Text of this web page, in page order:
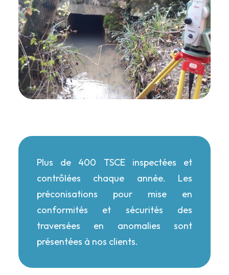
Plus de 400 TSCE inspectées et
contrôlées chaque année. Les
préconisations pour mise en
conformités et sécurités des
traversées en anomalies sont
présentées à nos clients.